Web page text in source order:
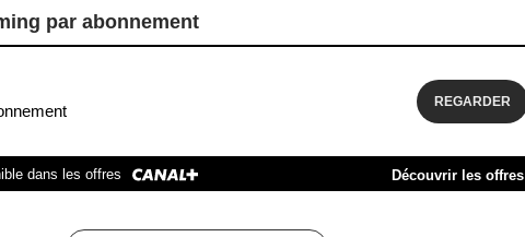
par abonnement
REGARDER
dans les offres Découvrir les offres